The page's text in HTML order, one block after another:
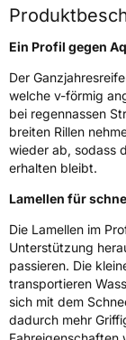
SchlauchtypTL
Zustand Neureifen
M+SJa
VerstärktXL
EU Label
Nasshaftung C
Rollgeräusch
Ein Profil gegen
Der
welche v-förmig
bei regennassen
breiten Rillen
wieder ab, sodass
erhalten bleibt.
Lamellen für
Die Lamellen im
Unterstützung
passieren. Die
transportieren
sich mit dem
dadurch mehr